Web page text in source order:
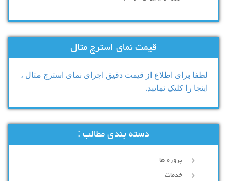
قیمت نمای استرچ متال
لطفا برای اطلاع از قیمت دقیق اجرای نمای استرچ متال ،
اینجا را کلیک نمایید.
دسته بندی مطالب :
پروژه ها
خدمات